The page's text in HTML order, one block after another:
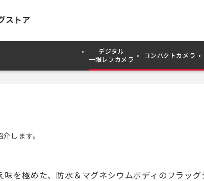
ストア
デジタル
一眼レフカメラ
コンパクトカメラ
します。
を極めた、防水＆マグネシウムボディのフラッグ